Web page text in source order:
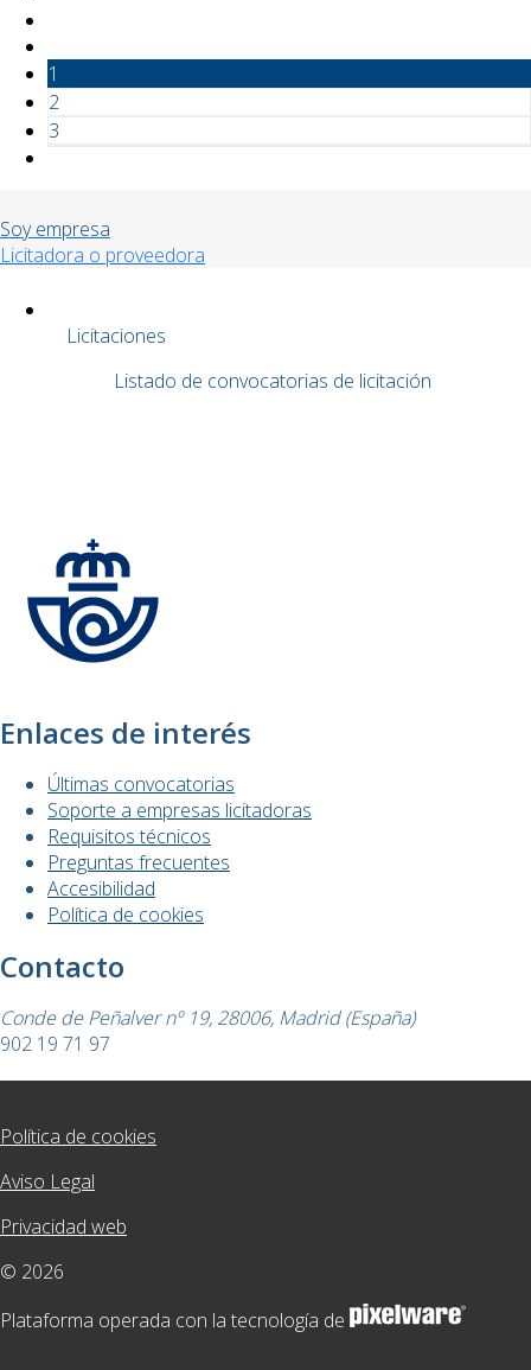
1
2
3
Soy empresa
Licitadora o proveedora
Licitaciones
Listado de convocatorias de licitación
Enlaces de interés
Últimas convocatorias
Soporte a empresas licitadoras
Requisitos técnicos
Preguntas frecuentes
Accesibilidad
Política de cookies
Contacto
Conde de Peñalver nº 19, 28006, Madrid (España)
902 19 71 97
Política de cookies
Aviso Legal
Privacidad web
© 2026
Plataforma operada con la tecnología de